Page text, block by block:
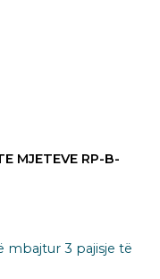
MJETEVE RP-B-
mbajtur 3 pajisje të